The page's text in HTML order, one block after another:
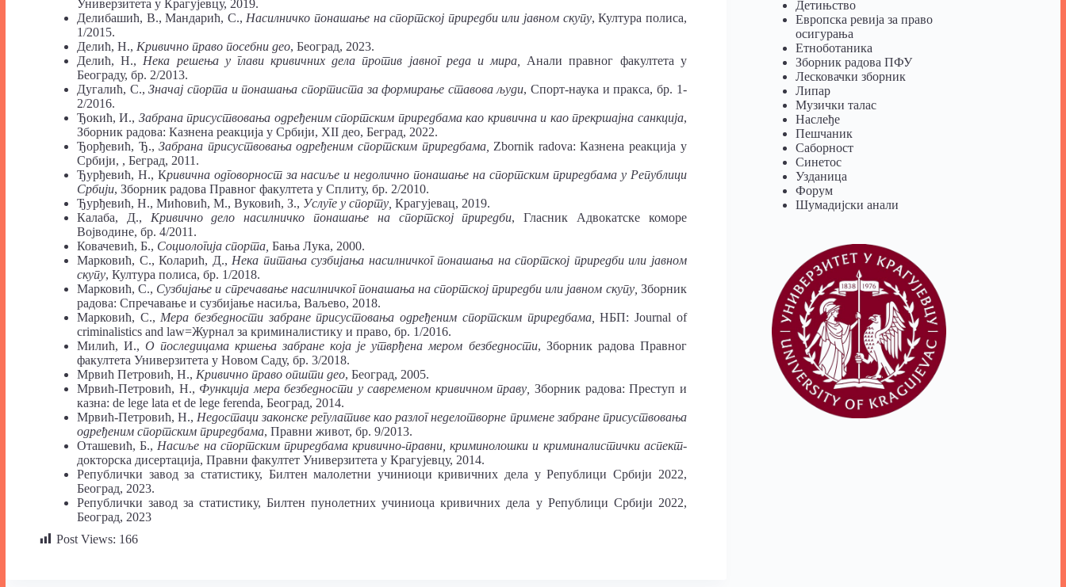
Универзитета у Крагујевцу, 2019.
Делибашић, В., Мандарић, С., Насилничко понашање на спортској приредби или јавном скупу, Култура полиса,
1/2015.
Делић, Н., Кривично право посебни део, Београд, 2023.
Делић, Н., Нека решења у глави кривичних дела против јавног реда и мира,
Анали правног факултета у
Београду, бр. 2/2013.
Дугалић, С.,Значај спорта и понашања спортиста за формирање ставова људи, Спорт-наука и пракса, бр. 1-
2/2016.
Ђокић, И., Забрана присуствовања одређеним спортским приредбама као кривична и као прекршајна санкција,
Зборник радова: Казнена реакција у Србији, XII део, Беград, 2022.
Ђорђевић, Ђ.,Забрана присуствовања одређеним спортским приредбама, Zbornik radova: Казнена реакција у
Србији, , Беград, 2011.
Ђурђевић, Н., Кривична одговорност за насиље и недолично понашање на спортским приредбама у Републици
Србији, Зборник радова Правног факултета у Сплиту, бр. 2/2010.
Ђурђевић, Н., Мићовић, М., Вуковић, З., Услуге у спорту, Крагујевац, 2019.
Калаба, Д., Кривично дело насилничко понашање на спортској приредби, Гласник Адвокатске коморе
Војводине, бр. 4/2011.
Ковачевић, Б., Социологија спорта, Бања Лука, 2000.
Марковић, С., Коларић, Д., Нека питања сузбијања насилничког понашања на спортској приредби или јавном
скупу, Култура полиса, бр. 1/2018.
Марковић, С., Сузбијање и спречавање насилничког понашања на спортској приредби или јавном скупу, Зборник
радова: Спречавање и сузбијање насиља, Ваљево, 2018.
Марковић, С., Мера безбедности забране присустовања одређеним спортским приредбама, НБП: Journal of
criminalistics and law=Журнал за криминалистику и право, бр. 1/2016.
Милић, И., О последицама кршења забране која је утврђена мером безбедности, Зборник радова Правног
факултета Универзитета у Новом Саду, бр. 3/2018.
Мрвић Петровић, Н., Кривично право општи део, Београд, 2005.
Мрвић-Петровић, Н., Функција мера безбедности у савременом кривичном праву, Зборник радова: Преступ и
казна: de lege lata et de lege ferenda, Београд, 2014.
Мрвић-Петровић, Н., Недостаци законске регулативе као разлог неделотворне примене забране присуствовања
одређеним спортским приредбама, Правни живот, бр. 9/2013.
Оташевић, Б., Насиље на спортским приредбама кривично-правни, криминолошки и криминалистички аспект-
докторска дисертација, Правни факултет Универзитета у Крагујевцу, 2014.
Републички завод за статистику, Билтен малолетни учиниоци кривичних дела у Републици Србији 2022,
Београд, 2023.
Републички завод за статистику, Билтен пунолетних учиниоца кривичних дела у Републици Србији 2022,
Београд, 2023
Post Views: 166
Детињство
Европска ревија за право
осигурања
Eтноботаника
Зборник радова ПФУ
Лесковачки зборник
Липар
Музички талас
Наслеђе
Пешчаник
Саборност
Синетос
Узданица
Форум
Шумадијски анали